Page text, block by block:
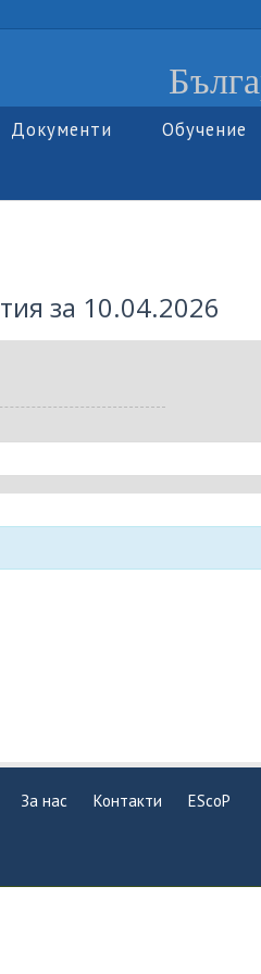
Документи Обучение
за 10.04.2026
За нас Контакти EScoP